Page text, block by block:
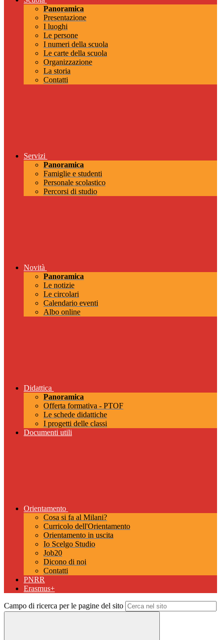
Panoramica
Presentazione
I luoghi
Le persone
I numeri della scuola
Le carte della scuola
Organizzazione
La storia
Contatti
Servizi
Panoramica
Famiglie e studenti
Personale scolastico
Percorsi di studio
Novità
Panoramica
Le notizie
Le circolari
Calendario eventi
Albo online
Didattica
Panoramica
Offerta formativa - PTOF
Le schede didattiche
I progetti delle classi
Documenti utili
Orientamento
Cosa si fa al Milani?
Curricolo dell'Orientamento
Orientamento in uscita
Io Scelgo Studio
Job20
Dicono di noi
Contatti
PNRR
Erasmus+
Campo di ricerca per le pagine del sito